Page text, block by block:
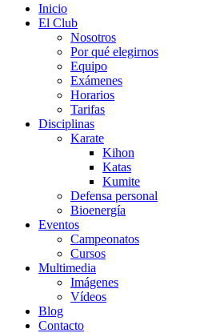
Inicio
El Club
Nosotros
Por qué elegirnos
Equipo
Exámenes
Horarios
Tarifas
Disciplinas
Karate
Kihon
Katas
Kumite
Defensa personal
Bioenergía
Eventos
Campeonatos
Cursos
Multimedia
Imágenes
Vídeos
Blog
Contacto